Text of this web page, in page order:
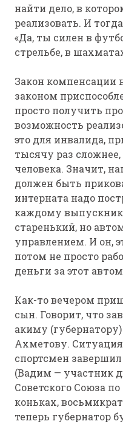
найти дело, в
реализовать. И
«Да, ты силен в
стрельбе, в
Закон компенсации
законом
просто получить
возможность
это для инвалида,
тысячу раз
человека. Значит,
должен быть
интерната надо
каждому
старенький, но
управлением. И он,
потом не просто
деньги за этот
Как-то вечером
сын. Говорит, что
акиму
Ахметову.
спортсмен
(Вадим — участник
Советского Союза
коньках,
теперь губернатор